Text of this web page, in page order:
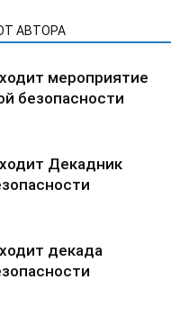
АВТОРА
мероприятие
безопасности
Декадник
декада